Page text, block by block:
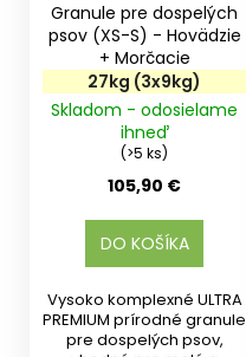
Granule pre dospelých
psov (XS-S) - Hovädzie
27kg (3x9kg)
Skladom - odosielame
ihneď
(>5 ks)
105,90 €
DO KOŠÍKA
Vysoko komplexné ULTRA
PREMIUM prírodné granule
pre dospelých psov,